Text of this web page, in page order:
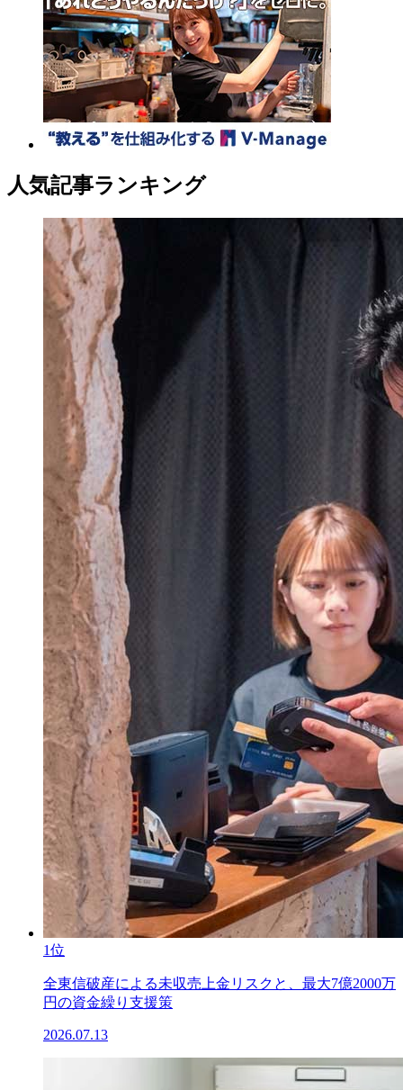
人気記事ランキング
1位
全東信破産による未収売上金リスクと、最大7億2000万
円の資金繰り支援策
2026.07.13